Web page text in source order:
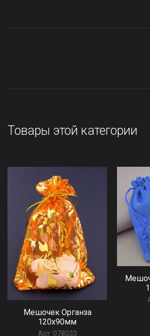
Товары этой категории
Мешочек Органза
120x90мм
Арт: 078033